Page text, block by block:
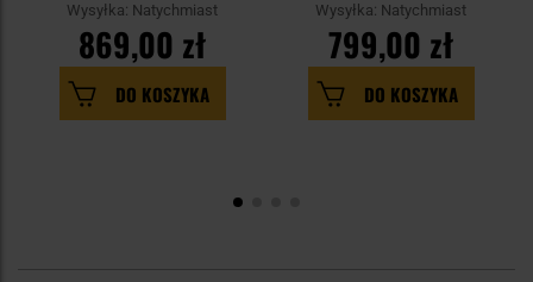
Wysyłka: Natychmiast
869,00 zł
DO KOSZYKA
Wysyłka: Natychmiast
799,00 zł
DO KOSZYKA